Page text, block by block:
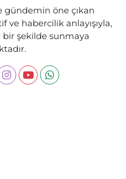
gündemin öne çıkan
ve habercilik anlayışıyla,
bir şekilde sunmaya